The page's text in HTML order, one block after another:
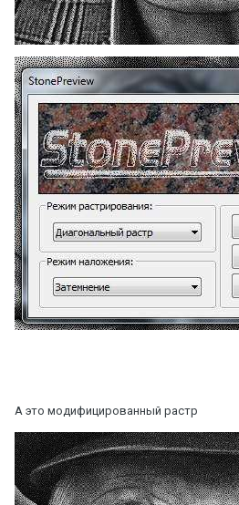
А это модифицированный растр